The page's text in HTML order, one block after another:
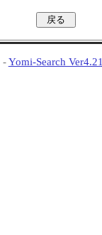
-Yomi-Search Ver4.21